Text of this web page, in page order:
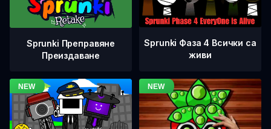
Sprunki Преправяне
Преиздаване
Sprunki Фаза 4 Всички са
живи